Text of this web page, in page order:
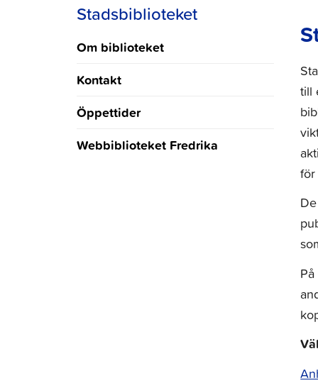
Stadsbiblioteket
Om biblioteket
Kontakt
Öppettider
Webbiblioteket Fredrika
till